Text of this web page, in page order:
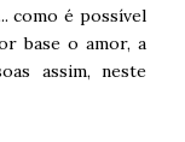
como é possível
base o amor, a
assim, neste